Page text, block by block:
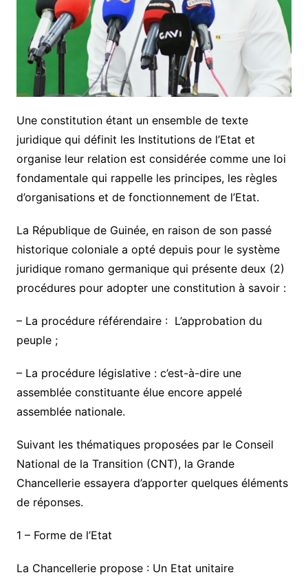
Une constitution étant un ensemble de texte
juridique qui définit les Institutions de l’Etat et
organise leur relation est considérée comme une loi
fondamentale qui rappelle les principes, les règles
d’organisations et de fonctionnement de l’Etat.
La République de Guinée, en raison de son passé
historique coloniale a opté depuis pour le système
juridique romano germanique qui présente deux (2)
procédures pour adopter une constitution à savoir :
– La procédure référendaire : L’approbation du
peuple ;
– La procédure législative : c’est-à-dire une
assemblée constituante élue encore appelé
assemblée nationale.
Suivant les thématiques proposées par le Conseil
National de la Transition (CNT), la Grande
Chancellerie essayera d’apporter quelques éléments
de réponses.
1 – Forme de l’Etat
La Chancellerie propose :Un Etat unitaire